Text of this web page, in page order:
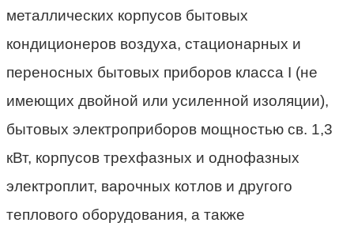
металлических корпусов бытовых
кондиционеров воздуха, стационарных и
переносных бытовых приборов класса I (не
имеющих двойной или усиленной изоляции),
бытовых электроприборов мощностью св. 1,3
кВт, корпусов трехфазных и однофазных
электроплит, варочных котлов и другого
теплового оборудования, а также